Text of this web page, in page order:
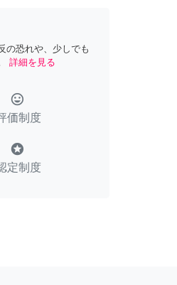
の恐れや、少しでも
詳細を見る
tag_faces
価制度
stars
定制度